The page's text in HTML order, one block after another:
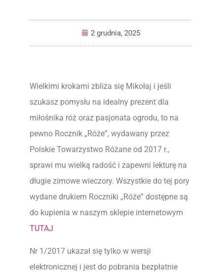
2 grudnia, 2025
Wielkimi krokami zbliża się Mikołaj i jeśli
szukasz pomysłu na idealny prezent dla
miłośnika róż oraz pasjonata ogrodu, to na
pewno Rocznik „Róże”, wydawany przez
Polskie Towarzystwo Różane od 2017 r.,
sprawi mu wielką radość i zapewni lekturę na
długie zimowe wieczory. Wszystkie do tej pory
wydane drukiem Roczniki „Róże” dostępne są
do kupienia w naszym sklepie internetowym
TUTAJ
Nr 1/2017 ukazał się tylko w wersji
elektronicznej i jest do pobrania bezpłatnie